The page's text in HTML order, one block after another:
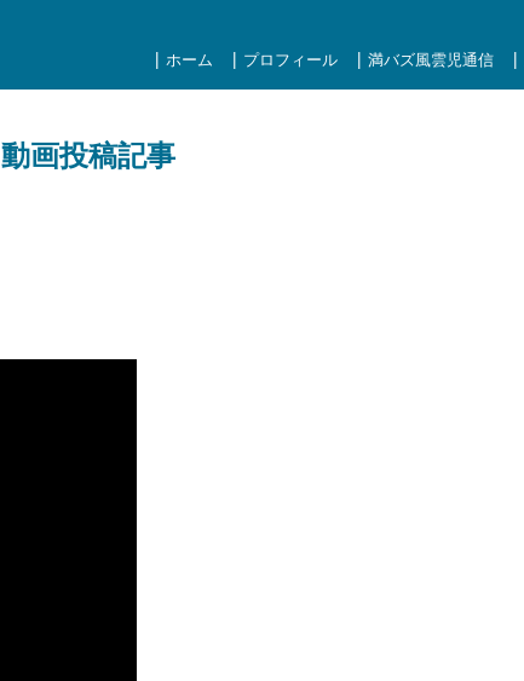
ホーム プロフィール 満バズ風雲児通信
動画投稿記事